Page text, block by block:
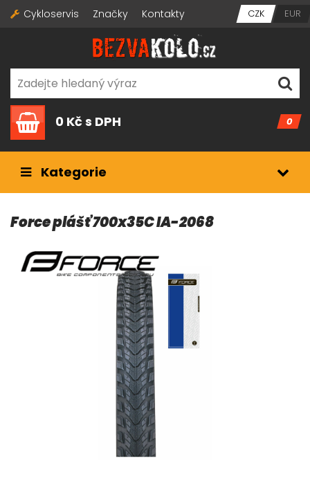
Cykloservis Značky Kontakty CZK EUR
0
0 Kčs DPH
Kategorie
Force plášť 700x35C IA-2068